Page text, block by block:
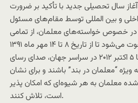
آغاز سال تحصیلی جدید با تأکید بر ضرورت
و بین المللی توسط مقام‌های مسئول
خصوص خواسته‌های معلمان، از تمامی
کوشندگان مدنی دعوت می‌شود تا از تاریخ ۸ تا ۱۴ مهر ماه ۱۳۹۱
برابر با ۲۹ سپتامبر تا ۵ اکتبر ۲۰۱۲ در سراسر جهان، صدای رسای
ویژه “معلمان در بند” باشند و برای نشان
معلمان به هر شیوه‌ای که امکان پذیر
است، تلاش کنند.